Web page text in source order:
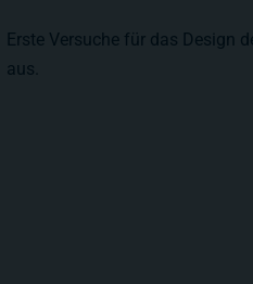
Erste Versuche für das Design
aus.